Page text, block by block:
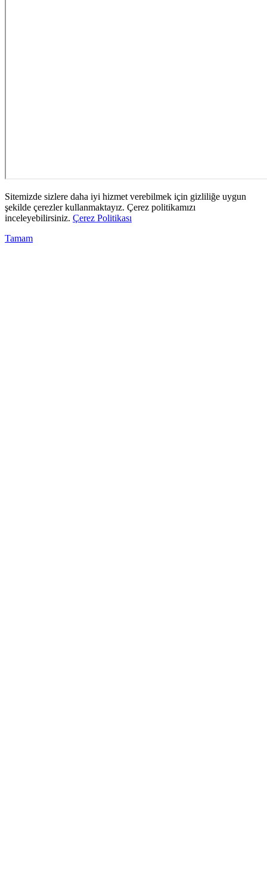
Sitemizde sizlere daha iyi hizmet verebilmek için gizliliğe uygun
şekilde çerezler kullanmaktayız. Çerez politikamızı
inceleyebilirsiniz. Çerez Politikası
Tamam